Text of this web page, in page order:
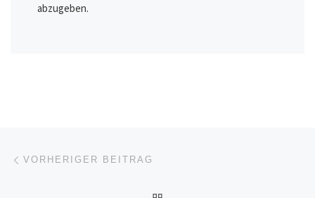
abzugeben.
Beitragsnavigation
VORHERIGER BEITRAG